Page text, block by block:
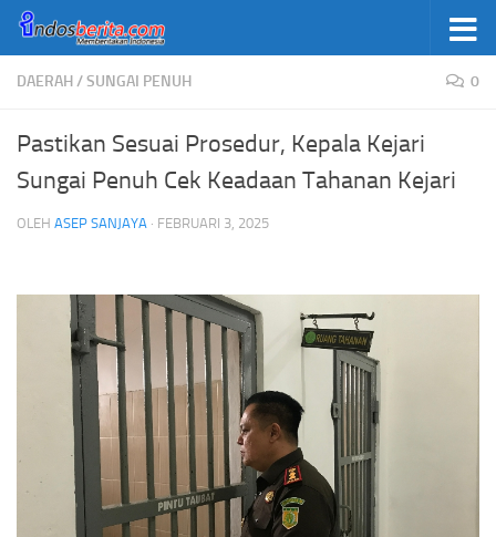
Skip to content
DAERAH/SUNGAI PENUH 0
Pastikan Sesuai Prosedur, Kepala Kejari
Sungai Penuh Cek Keadaan Tahanan Kejari
OLEH ASEP SANJAYA · FEBRUARI 3, 2025